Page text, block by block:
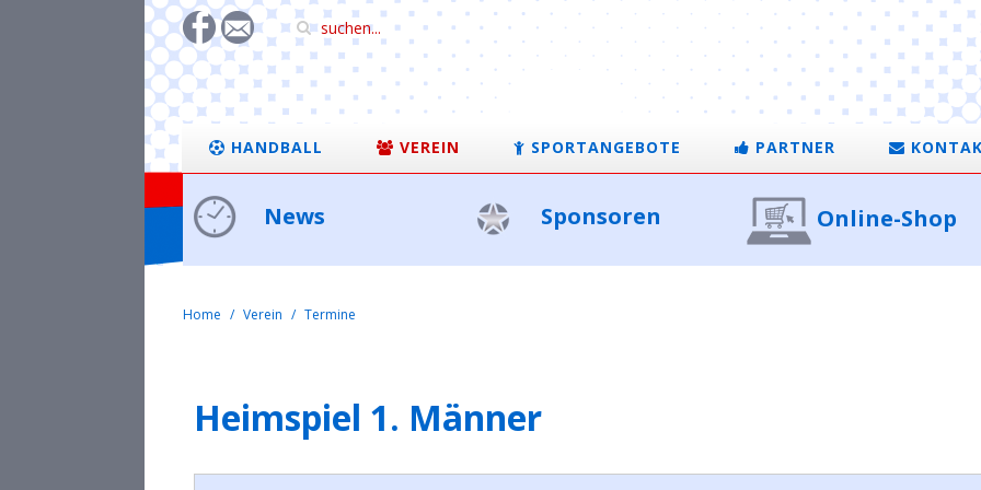
HANDBALL VEREIN SPORTANGEBOTE PARTNER
News Sponsoren Online-Shop
Home Verein Termine
Heimspiel 1. Männer